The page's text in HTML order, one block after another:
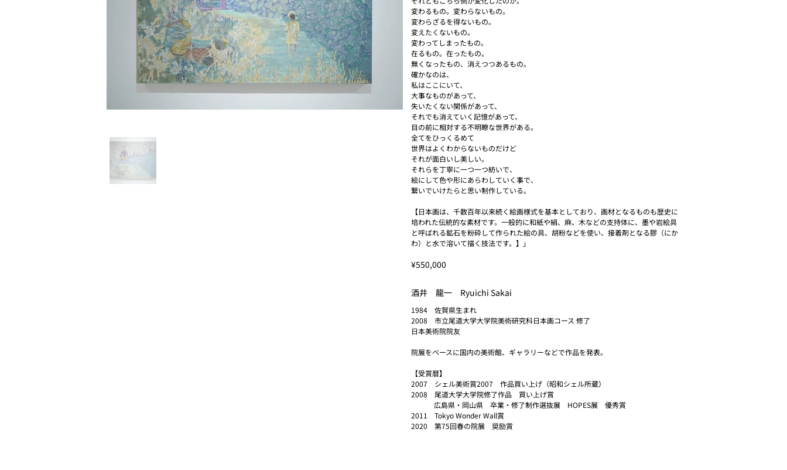
変わるもの。変わらないもの。
変わらざるを得ないもの。
変えたくないもの。
変わってしまったもの。
在るもの。在ったもの。
無くなったもの、消えつつあるもの。
確かなのは、
私はここにいて、
大事なものがあって、
失いたくない関係があって、
それでも消えていく記憶があって、
目の前に相対する不明瞭な世界がある。
全てをひっくるめて
世界はよくわからないものだけど
それが面白いし美しい。
それらを丁寧に一つ一つ紡いで、
絵にして色や形にあらわしていく事で、
繋いでいけたらと思い制作している。
【日本画は、千数百年以来続く絵画様式を基本としており、画材となるものも歴史に
培われた伝統的な素材です。一般的に和紙や絹、麻、木などの支持体に、墨や岩絵具
と呼ばれる鉱石を粉砕して作られた絵の具、胡粉などを使い、接着剤となる膠（にか
わ）と水で溶いて描く技法です。】」
¥550,000
酒井 龍一 Ryuichi Sakai
1984 佐賀県生まれ
2008 市立尾道大学大学院美術研究科日本画コース 修了
日本美術院院友
院展をベースに国内の美術館、ギャラリーなどで作品を発表。
【受賞暦】
2007 シェル美術賞2007 作品買い上げ（昭和シェル所蔵）
2008 尾道大学大学院修了作品 買い上げ賞
広島県・岡山県 卒業・修了制作選抜展 HOPES展 優秀賞
2011 Tokyo Wonder Wall賞
2020 第75回春の院展 奨励賞